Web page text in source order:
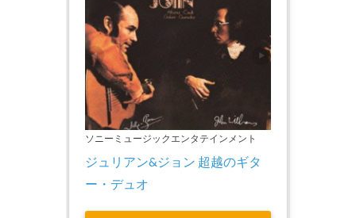
ソニーミュージックエンタテインメント
ジュリアン&ジョン 超越のギタ
ー・デュオ